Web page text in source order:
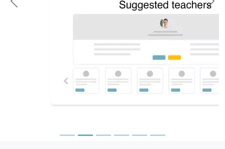
Previous